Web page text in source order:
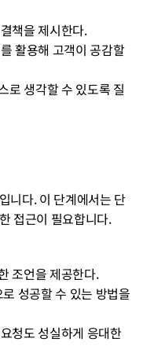
책을 제시한다.
활용해 고객이 공감할
로 생각할 수 있도록 질
니다. 이 단계에서는 단
접근이 필요합니다.
조언을 제공한다.
성공할 수 있는 방법을
청도 성실하게 응대한